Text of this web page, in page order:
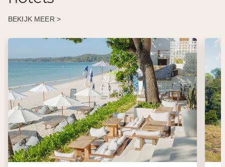
BEKIJK MEER >